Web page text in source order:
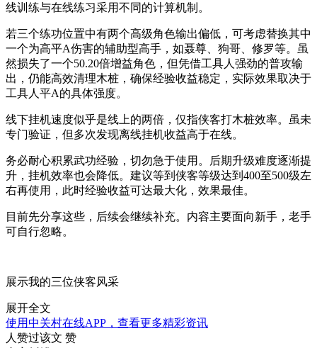
线训练与在线练习采用不同的计算机制。
若三个练功位置中有两个高级角色输出偏低，可考虑替换其中
一个为高平A伤害的辅助型高手，如聂尊、狗哥、修罗等。虽
然损失了一个50.20倍增益角色，但凭借工具人强劲的普攻输
出，仍能高效清理木桩，确保经验收益稳定，实际效果取决于
工具人平A的具体强度。
线下挂机速度似乎是线上的两倍，仅指侠客打木桩效率。虽未
专门验证，但多次发现离线挂机收益高于在线。
务必耐心积累武功经验，切勿急于使用。后期升级难度逐渐提
升，挂机效率也会降低。建议等到侠客等级达到400至500级左
右再使用，此时经验收益可达最大化，效果最佳。
目前先分享这些，后续会继续补充。内容主要面向新手，老手
可自行忽略。
展示我的三位侠客风采
展开全文
使用中关村在线APP，查看更多精彩资讯
人赞过该文 赞